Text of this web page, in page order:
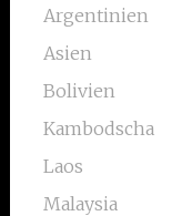
Argentinien
Asien
Bolivien
Kambodscha
Laos
Malaysia